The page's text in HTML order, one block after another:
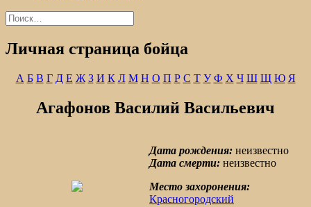
Найти:
Личная страница бойца
А Б В Г Д Е Ж З И К Л М Н О П Р С Т У Ф Х Ч Ш Щ Ю Я
Агафонов Василий Васильевич
Дата рождения: неизвестно
Дата смерти: неизвестно
Место захоронения:
Красногородский